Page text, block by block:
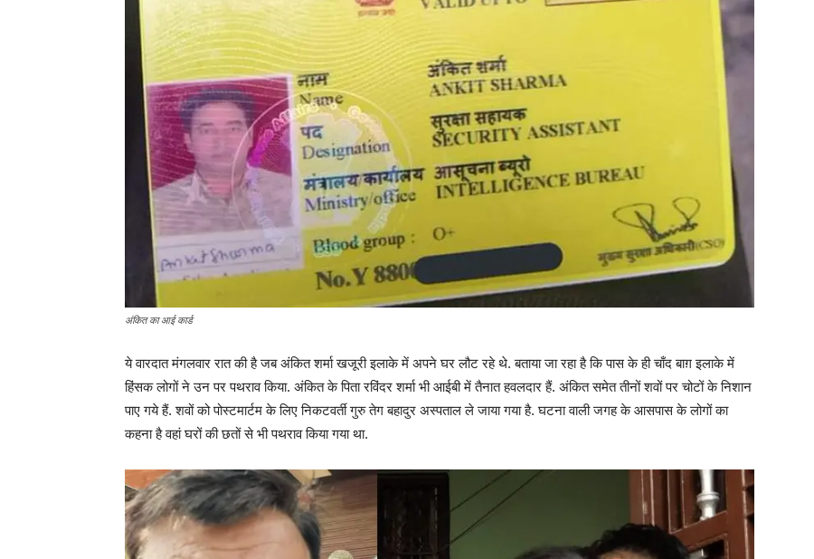
अंकित का आई कार्ड
ये वारदात मंगलवार रात की है जब अंकित शर्मा खजूरी इलाके में अपने घर लौट रहे थे. बताया जा रहा है कि पास के ही चाँद बाग़ इलाके में
हिंसक लोगों ने उन पर पथराव किया. अंकित के पिता रविंदर शर्मा भी आईबी में तैनात हवलदार हैं. अंकित समेत तीनों शवों पर चोटों के निशान
पाए गये हैं. शवों को पोस्टमार्टम के लिए निकटवर्ती गुरु तेग बहादुर अस्पताल ले जाया गया है. घटना वाली जगह के आसपास के लोगों का
कहना है वहां घरों की छतों से भी पथराव किया गया था.